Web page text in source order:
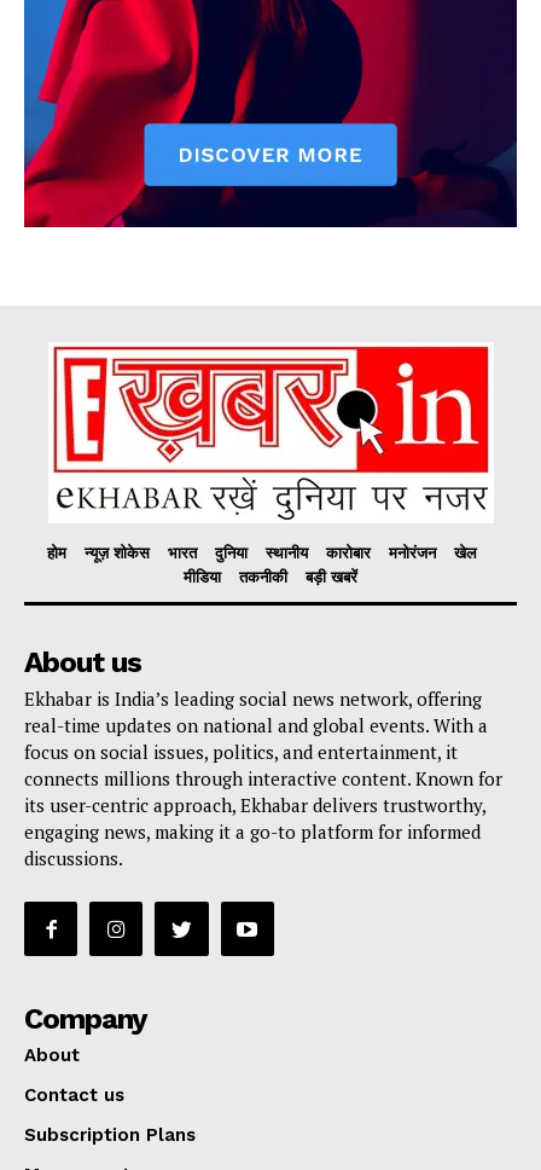
होम न्यूज़ शोकेस भारत दुनिया स्थानीय कारोबार मनोरंजन
खेल
मीडिया
तकनीकी बड़ी खबरें
About us
Ekhabar is India’s leading social news network, offering
real-time updates on national and global events. With a
focus on social issues, politics, and entertainment, it
connects millions through interactive content. Known for
its user-centric approach, Ekhabar delivers trustworthy,
engaging news, making it a go-to platform for informed
discussions.
Company
About
Contact us
Subscription Plans